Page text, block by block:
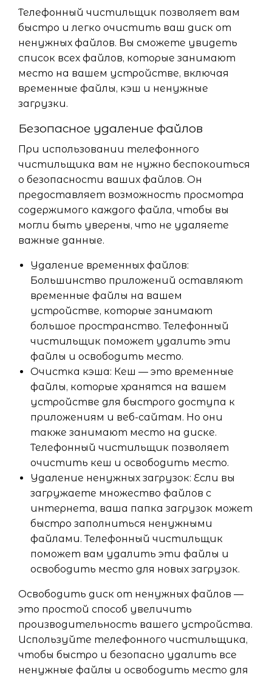
Телефонный чистильщик позволяет вам
быстро и легко очистить ваш диск от
ненужных файлов. Вы сможете увидеть
список всех файлов, которые занимают
место на вашем устройстве, включая
временные файлы, кэш и ненужные
загрузки.
Безопасное удаление файлов
При использовании телефонного
чистильщика вам не нужно беспокоиться
о безопасности ваших файлов. Он
предоставляет возможность просмотра
содержимого каждого файла, чтобы вы
могли быть уверены, что не удаляете
важные данные.
Удаление временных файлов:
Большинство приложений оставляют
временные файлы на вашем
устройстве, которые занимают
большое пространство. Телефонный
чистильщик поможет удалить эти
файлы и освободить место.
Очистка кэша: Кеш — это временные
файлы, которые хранятся на вашем
устройстве для быстрого доступа к
приложениям и веб-сайтам. Но они
также занимают место на диске.
Телефонный чистильщик позволяет
очистить кеш и освободить место.
Удаление ненужных загрузок: Если вы
загружаете множество файлов с
интернета, ваша папка загрузок может
быстро заполниться ненужными
файлами. Телефонный чистильщик
поможет вам удалить эти файлы и
освободить место для новых загрузок.
Освободить диск от ненужных файлов —
это простой способ увеличить
производительность вашего устройства.
Используйте телефонного чистильщика,
чтобы быстро и безопасно удалить все
ненужные файлы и освободить место для